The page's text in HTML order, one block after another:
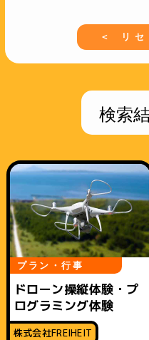
検索
プラン・行事
ドローン操縦体験・プ
ログラミング体験
株式会社FREIHEIT